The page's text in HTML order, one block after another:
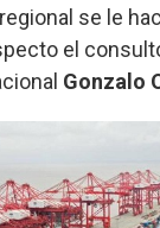
se le
el
Gonzalo